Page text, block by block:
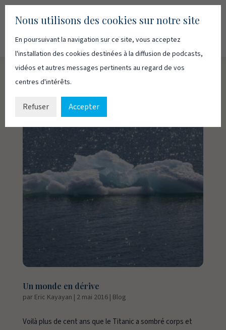
Un monde en dérive
par Eric Kayayan | 2 mai 2016| Blog
Voilà plus de cent ans que le Titanic a sombré corps et
Nous utilisons des cookies sur notre site
En poursuivant la navigation sur ce site, vous acceptez
l'installation des cookies destinées à la diffusion de podcasts,
vidéos et autres messages pertinents au regard de vos
centres d'intérêts.
Refuser Accepter